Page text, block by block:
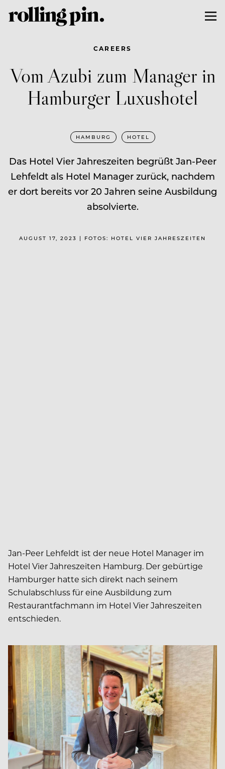
CAREERS
Vom Azubi zum Manager in
Hamburger Luxushotel
HAMBURG HOTEL
Das Hotel Vier Jahreszeiten begrüßt Jan-Peer
Lehfeldt als Hotel Manager zurück, nachdem
er dort bereits vor 20 Jahren seine Ausbildung
absolvierte.
AUGUST 17, 2023 | FOTOS: HOTEL VIER JAHRESZEITEN
Jan-Peer Lehfeldt ist der neue Hotel Manager im
Hotel Vier Jahreszeiten Hamburg. Der gebürtige
Hamburger hatte sich direkt nach seinem
Schulabschluss für eine Ausbildung zum
Restaurantfachmann im Hotel Vier Jahreszeiten
entschieden.